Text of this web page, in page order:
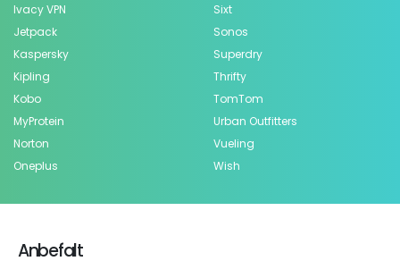
Ivacy VPN
Jetpack
Kaspersky
Kipling
Kobo
MyProtein
Norton
Oneplus
Sixt
Sonos
Superdry
Thrifty
TomTom
Urban Outfitters
Vueling
Wish
Anbefalt